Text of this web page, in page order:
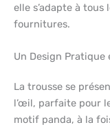
elle s’adapte à
fournitures.
Un Design Pratique
La trousse se
l’œil, parfaite pour
motif panda, à la